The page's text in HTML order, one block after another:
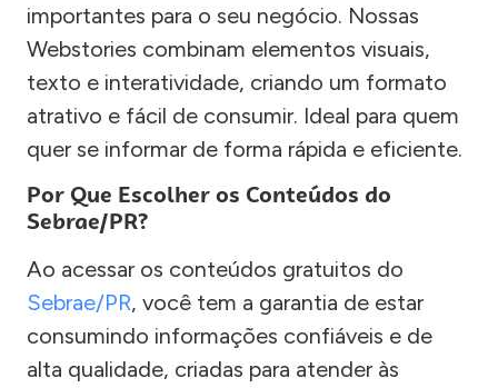
importantes para o seu negócio. Nossas
Webstories combinam elementos visuais,
texto e interatividade, criando um formato
atrativo e fácil de consumir. Ideal para quem
quer se informar de forma rápida e eficiente.
Por Que Escolher os Conteúdos do
Sebrae/PR?
Ao acessar os conteúdos gratuitos do
Sebrae/PR, você tem a garantia de estar
consumindo informações confiáveis e de
alta qualidade, criadas para atender às